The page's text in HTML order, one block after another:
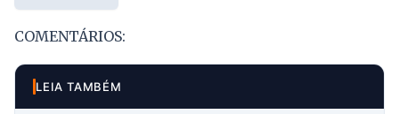
COMENTÁRIOS:
LEIA TAMBÉM